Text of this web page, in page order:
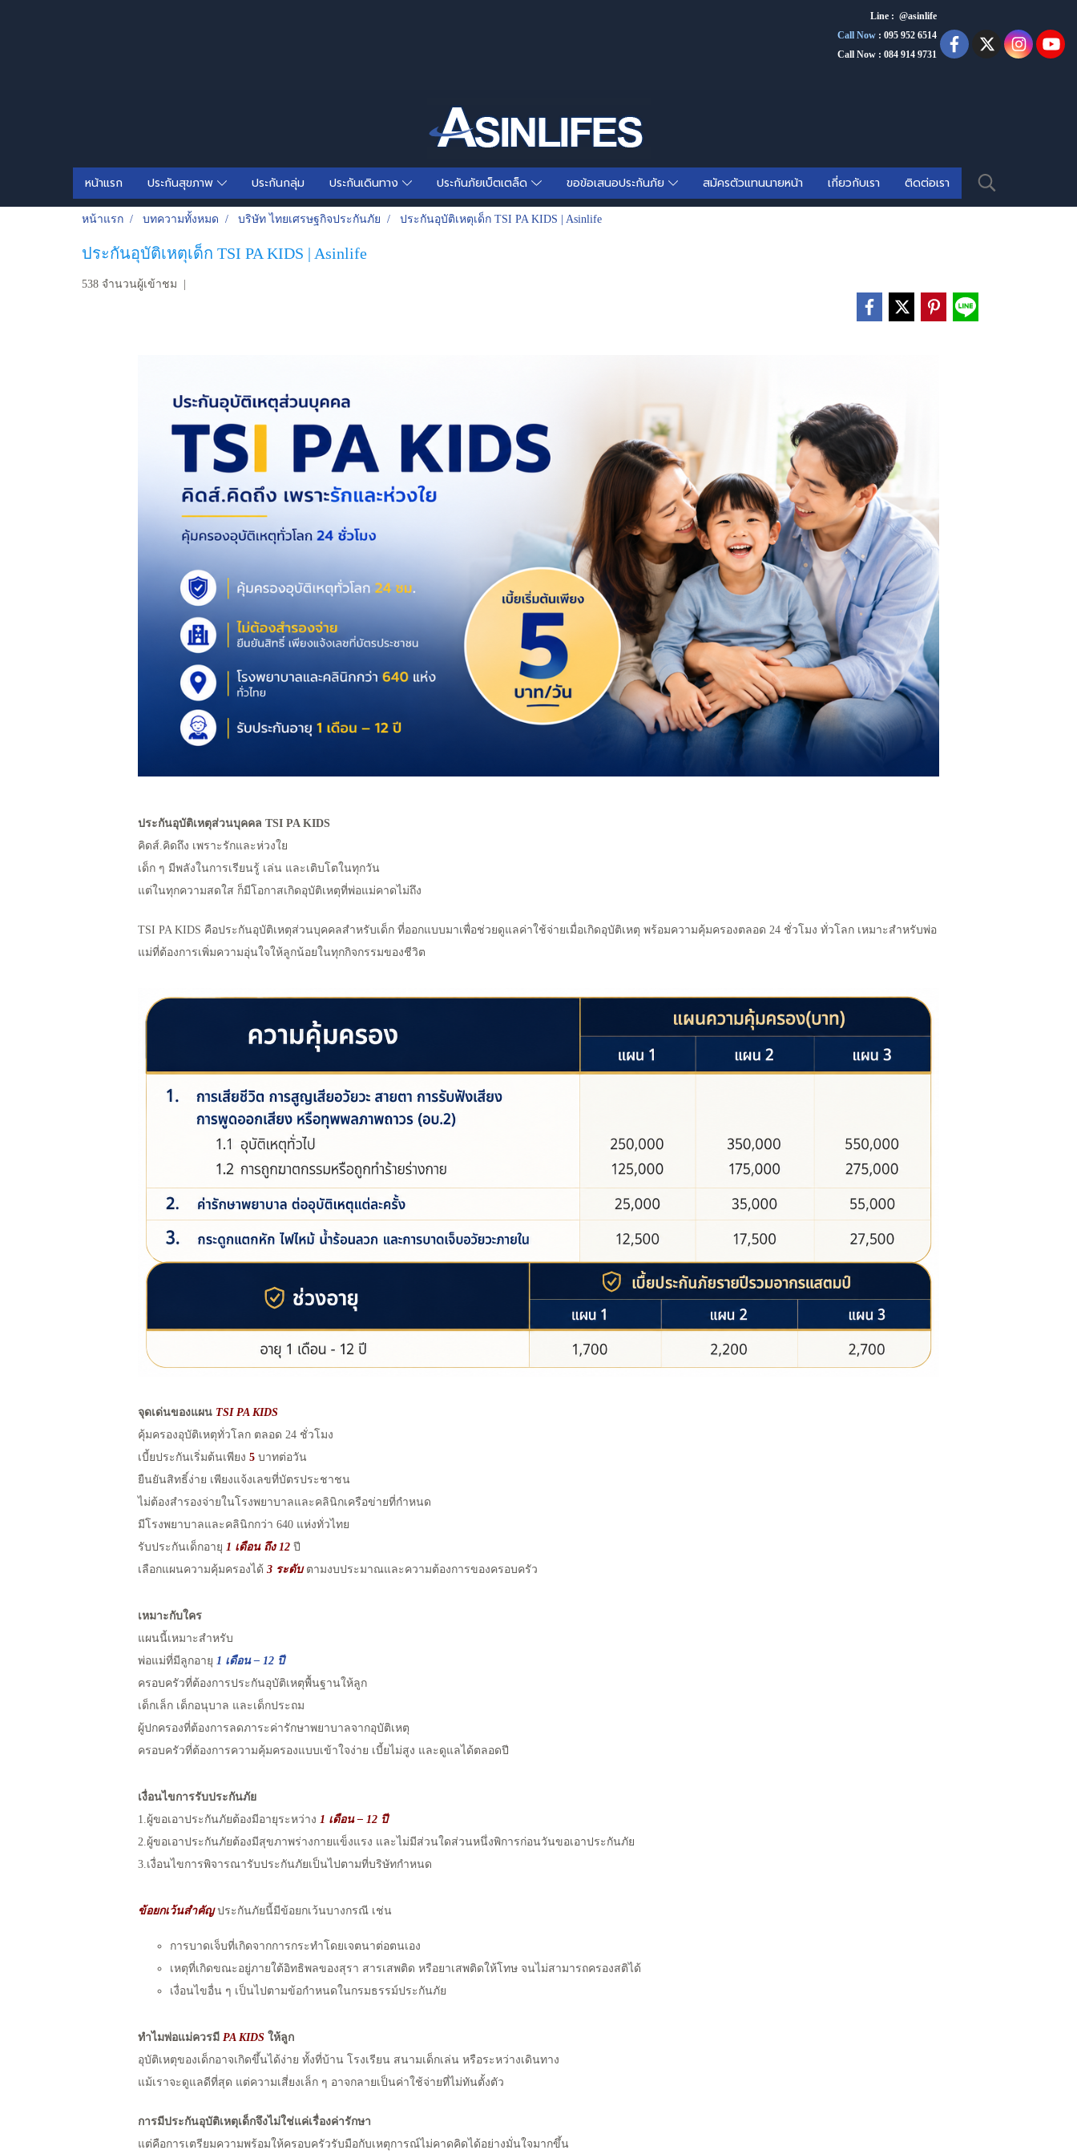
Line : @asinlife
Call Now : 095 952 6514
Call Now : 084 914 9731
หน้าแรก ประกันสุขภาพ ประกันกลุ่ม ประกันเดินทาง ประกันภัยเบ็ตเตล็ด ขอข้อเสนอประกันภัย สมัครตัวแทนนายหน้า เกี่ยวกับเรา ติดต่อเรา
หน้าแรก บทความทั้งหมด บริษัท ไทยเศรษฐกิจประกันภัย ประกันอุบัติเหตุเด็ก TSI PA KIDS | Asinlife
ประกันอุบัติเหตุเด็ก TSI PA KIDS | Asinlife
538 จำนวนผู้เข้าชม
ประกันอุบัติเหตุส่วนบุคคล TSI PA KIDS
คิดส์.คิดถึง เพราะรักและห่วงใย
เด็ก ๆ มีพลังในการเรียนรู้ เล่น และเติบโตในทุกวัน
แต่ในทุกความสดใส ก็มีโอกาสเกิดอุบัติเหตุที่พ่อแม่คาดไม่ถึง
TSI PA KIDS คือประกันอุบัติเหตุส่วนบุคคลสำหรับเด็ก ที่ออกแบบมาเพื่อช่วยดูแลค่าใช้จ่ายเมื่อเกิดอุบัติเหตุ พร้อมความคุ้มครองตลอด 24 ชั่วโมง ทั่วโลก เหมาะสำหรับพ่อ
แม่ที่ต้องการเพิ่มความอุ่นใจให้ลูกน้อยในทุกกิจกรรมของชีวิต
จุดเด่นของแผน TSI PA KIDS
คุ้มครองอุบัติเหตุทั่วโลก ตลอด 24 ชั่วโมง
เบี้ยประกันเริ่มต้นเพียง 5 บาทต่อวัน
ยืนยันสิทธิ์ง่าย เพียงแจ้งเลขที่บัตรประชาชน
ไม่ต้องสำรองจ่ายในโรงพยาบาลและคลินิกเครือข่ายที่กำหนด
มีโรงพยาบาลและคลินิกกว่า 640 แห่งทั่วไทย
รับประกันเด็กอายุ 1 เดือน ถึง 12 ปี
เลือกแผนความคุ้มครองได้ 3 ระดับตามงบประมาณและความต้องการของครอบครัว
เหมาะกับใคร
แผนนี้เหมาะสำหรับ
พ่อแม่ที่มีลูกอายุ 1 เดือน – 12 ปี
ครอบครัวที่ต้องการประกันอุบัติเหตุพื้นฐานให้ลูก
เด็กเล็ก เด็กอนุบาล และเด็กประถม
ผู้ปกครองที่ต้องการลดภาระค่ารักษาพยาบาลจากอุบัติเหตุ
ครอบครัวที่ต้องการความคุ้มครองแบบเข้าใจง่าย เบี้ยไม่สูง และดูแลได้ตลอดปี
เงื่อนไขการรับประกันภัย
1.ผู้ขอเอาประกันภัยต้องมีอายุระหว่าง 1 เดือน – 12 ปี
2.ผู้ขอเอาประกันภัยต้องมีสุขภาพร่างกายแข็งแรง และไม่มีส่วนใดส่วนหนึ่งพิการก่อนวันขอเอาประกันภัย
3.เงื่อนไขการพิจารณารับประกันภัยเป็นไปตามที่บริษัทกำหนด
ข้อยกเว้นสำคัญ ประกันภัยนี้มีข้อยกเว้นบางกรณี เช่น
การบาดเจ็บที่เกิดจากการกระทำโดยเจตนาต่อตนเอง
เหตุที่เกิดขณะอยู่ภายใต้อิทธิพลของสุรา สารเสพติด หรือยาเสพติดให้โทษ จนไม่สามารถครองสติได้
เงื่อนไขอื่น ๆ เป็นไปตามข้อกำหนดในกรมธรรม์ประกันภัย
ทำไมพ่อแม่ควรมี PA KIDS ให้ลูก
อุบัติเหตุของเด็กอาจเกิดขึ้นได้ง่าย ทั้งที่บ้าน โรงเรียน สนามเด็กเล่น หรือระหว่างเดินทาง
แม้เราจะดูแลดีที่สุด แต่ความเสี่ยงเล็ก ๆ อาจกลายเป็นค่าใช้จ่ายที่ไม่ทันตั้งตัว
การมีประกันอุบัติเหตุเด็กจึงไม่ใช่แค่เรื่องค่ารักษา
แต่คือการเตรียมความพร้อมให้ครอบครัวรับมือกับเหตุการณ์ไม่คาดคิดได้อย่างมั่นใจมากขึ้น